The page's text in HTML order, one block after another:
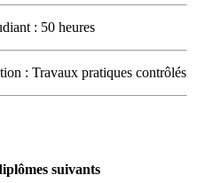
: 50 heures
: Travaux pratiques contrôlés
suivants